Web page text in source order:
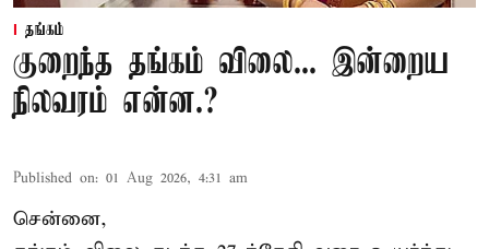
தங்கம்
குறைந்த தங்கம் விலை... இன்றைய
நிலவரம் என்ன.?
Published on: 01 Aug 2026, 4:31 am
சென்னை,